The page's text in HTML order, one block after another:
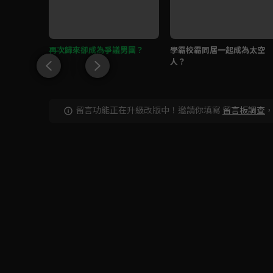
再次歸來卻成為爭議男團？
學霸校霸同居一起成為太空
人？
留言功能正在升級改版中！邀請你填寫 留言板調查